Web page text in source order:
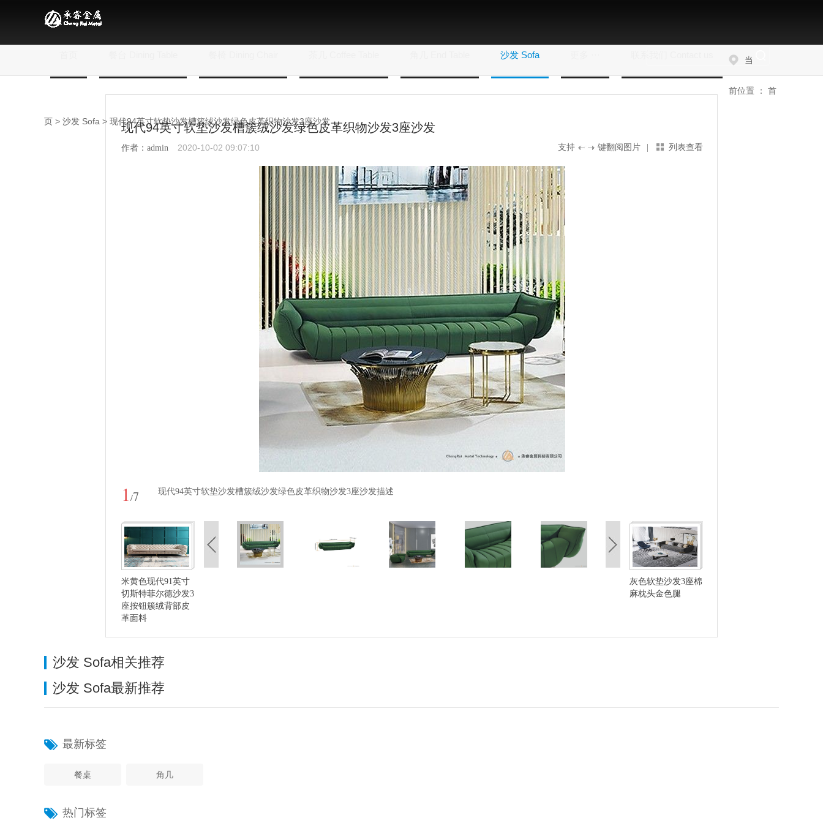
沙发 Sofa 当
前位置 ： 首
页 > 沙发 Sofa > 现代94英寸软垫沙发槽簇绒沙发绿色皮革织物沙发3座沙发
现代94英寸软垫沙发槽簇绒沙发绿色皮革织物沙发3座沙发
作者：admin 2020-10-02 09:07:10 支持 键翻阅图片 列表查看
1/7 现代94英寸软垫沙发槽簇绒沙发绿色皮革织物沙发3座沙发描述
米黄色现代91英寸
切斯特菲尔德沙发3
座按钮簇绒背部皮
革面料
灰色软垫沙发3座棉
麻枕头金色腿
沙发 Sofa相关推荐
沙发 Sofa最新推荐
最新标签
餐桌 角几
热门标签